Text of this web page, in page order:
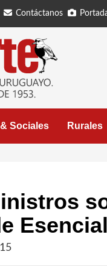
Contáctanos
Sociales Rurales